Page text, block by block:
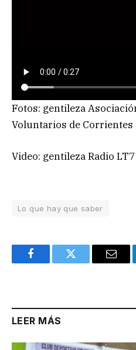
Fotos: gentileza
Voluntarios de Corrientes
Video: gentileza Radio LT7
Lo que hay que saber
FacebookTwitter Email
LEER MÁS